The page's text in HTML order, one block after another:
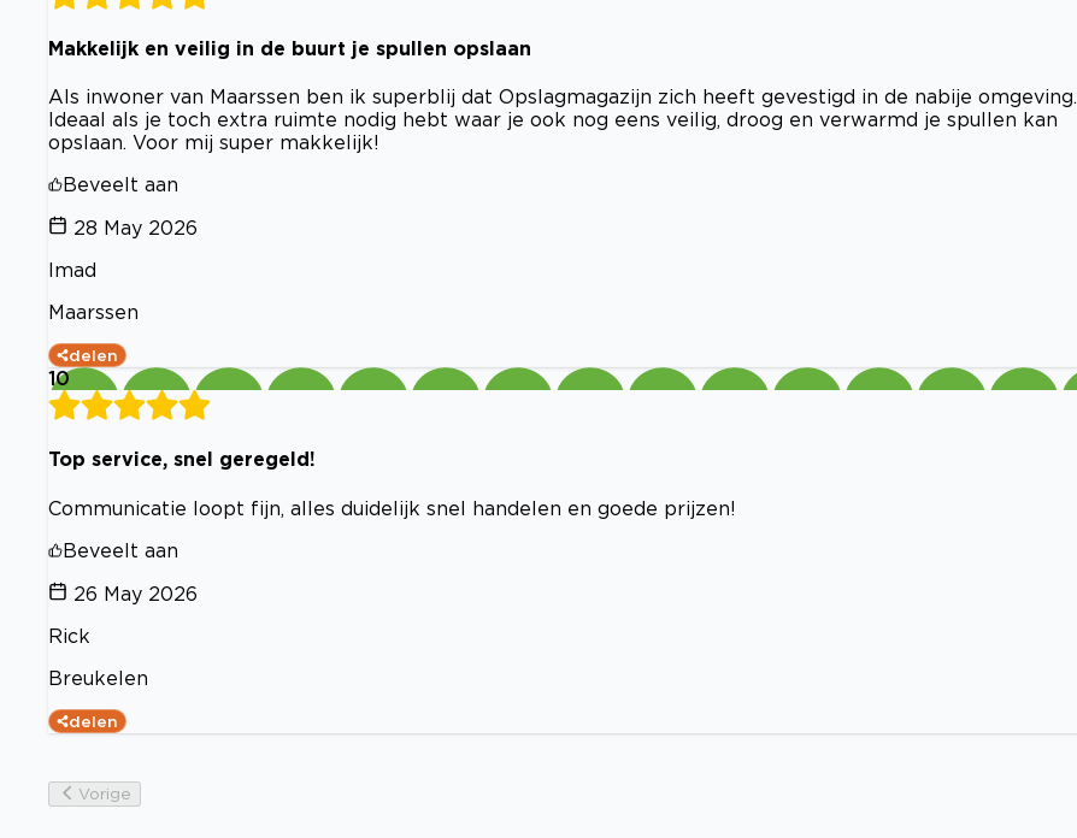
Makkelijk en veilig in de buurt je spullen opslaan
Als inwoner van Maarssen ben ik superblij dat Opslagmagazijn zich heeft gevestigd in de nabije omgeving.
Ideaal als je toch extra ruimte nodig hebt waar je ook nog eens veilig, droog en verwarmd je spullen kan
opslaan. Voor mij super makkelijk!
Beveelt aan
28 May 2026
Imad
Maarssen
delen
10
Top service, snel geregeld!
Communicatie loopt fijn, alles duidelijk snel handelen en goede prijzen!
Beveelt aan
26 May 2026
Rick
Breukelen
delen
Vorige